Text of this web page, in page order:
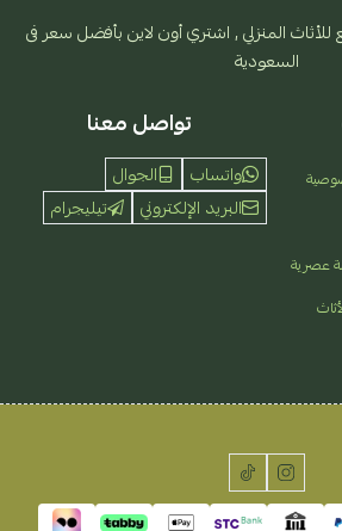
المنزلي , اشتري أون لاين بأفضل سعر فى
السعودية
عصرية
تواصل معنا
واتساب
الجوال
البريد الإلكتروني
تيليجرام